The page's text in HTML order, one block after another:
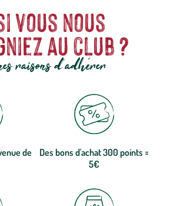
vous nous
au club ?
raisons d'adhérer
de
Des bons d'achat 300 points =
5€